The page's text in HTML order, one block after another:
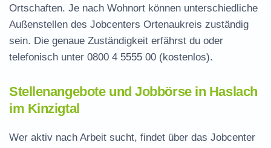
Ortschaften. Je nach Wohnort können unterschiedliche
Außenstellen des Jobcenters Ortenaukreis zuständig
sein. Die genaue Zuständigkeit erfährst du oder
telefonisch unter 0800 4 5555 00 (kostenlos).
Stellenangebote und Jobbörse in Haslach
im Kinzigtal
Wer aktiv nach Arbeit sucht, findet über das Jobcenter